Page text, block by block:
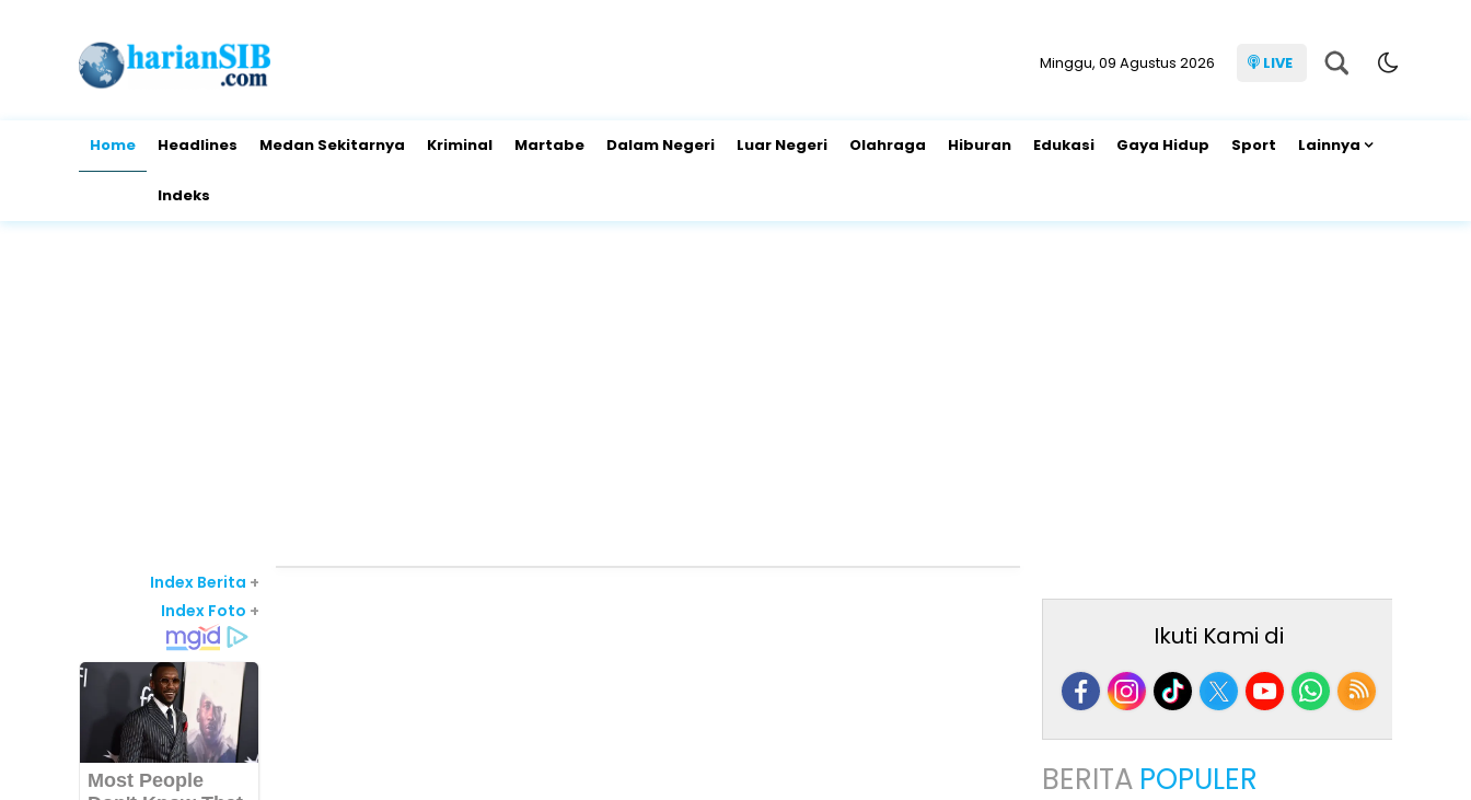
Minggu, 09 Agustus 2026 LIVE
Home Headlines Medan Sekitarnya Kriminal Martabe Dalam Negeri Luar Negeri Olahraga Hiburan Edukasi Gaya Hidup Sport Lainnya
Indeks
Index Berita +
Index Foto +
Ikuti Kami di
BERITA POPULER